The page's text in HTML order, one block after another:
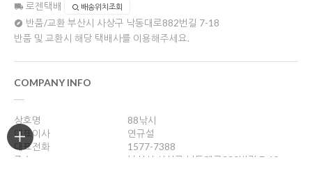
로젠택배 배송위치조회
반품/교환 부산시 사상구 낙동대로882번길 7-18
반품 및 교환시 해당 택배사를 이용해주세요.
COMPANY INFO
상호명
88낚시
대표이사
연규설
대표전화
1577-7388
주소
부산시 사상구 낙동대로882번길 7-18